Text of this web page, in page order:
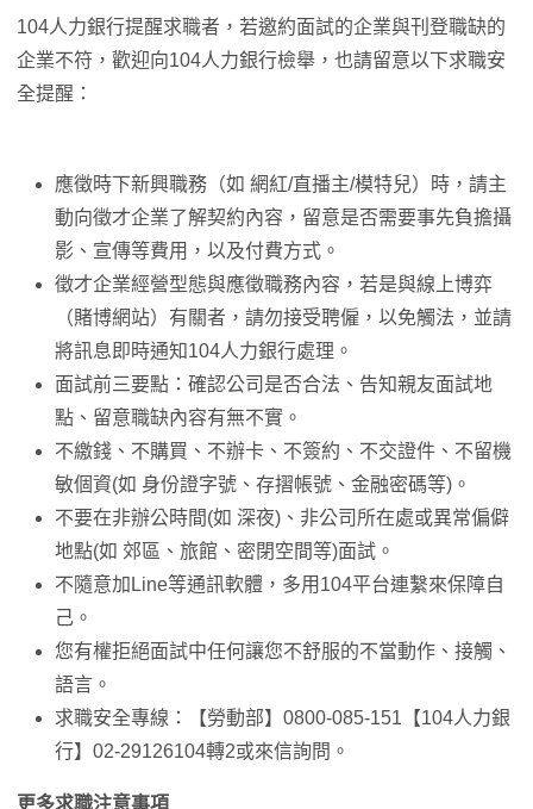
104人力銀行提醒求職者，若邀約面試的企業與刊登職缺的
企業不符，歡迎向104人力銀行檢舉，也請留意以下求職安
全提醒：
應徵時下新興職務（如 網紅/直播主/模特兒）時，請主
動向徵才企業了解契約內容，留意是否需要事先負擔攝
影、宣傳等費用，以及付費方式。
徵才企業經營型態與應徵職務內容，若是與線上博弈
（賭博網站）有關者，請勿接受聘僱，以免觸法，並請
將訊息即時通知104人力銀行處理。
面試前三要點：確認公司是否合法、告知親友面試地
點、留意職缺內容有無不實。
不繳錢、不購買、不辦卡、不簽約、不交證件、不留機
敏個資(如 身份證字號、存摺帳號、金融密碼等)。
不要在非辦公時間(如 深夜)、非公司所在處或異常偏僻
地點(如 郊區、旅館、密閉空間等)面試。
不隨意加Line等通訊軟體，多用104平台連繫來保障自
己。
您有權拒絕面試中任何讓您不舒服的不當動作、接觸、
語言。
求職安全專線：【勞動部】0800-085-151【104人力銀
行】02-29126104轉2或來信詢問。
更多求職注意事項